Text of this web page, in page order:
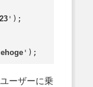
');
ーザーに乗